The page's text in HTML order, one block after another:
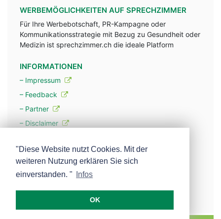
WERBEMÖGLICHKEITEN AUF SPRECHZIMMER
Für Ihre Werbebotschaft, PR-Kampagne oder
Kommunikationsstrategie mit Bezug zu Gesundheit oder
Medizin ist sprechzimmer.ch die ideale Platform
INFORMATIONEN
– Impressum
– Feedback
– Partner
– Disclaimer
– Werbung
– Mehr über unsere Experten
"Diese Website nutzt Cookies. Mit der
weiteren Nutzung erklären Sie sich
einverstanden. "
Infos
OK